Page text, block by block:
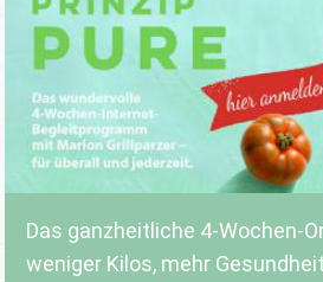
Das ganzheitliche 4-Wochen-
weniger Kilos, mehr